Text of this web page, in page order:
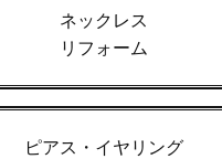
ネックレス
リフォーム
ピアス・イヤリング